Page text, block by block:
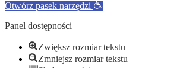
Otwórz pasek narzędzi
Panel dostępności
Zwiększ rozmiar tekstu
Zmniejsz rozmiar tekstu